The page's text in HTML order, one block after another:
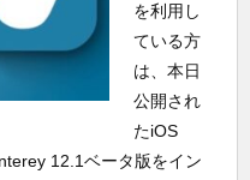
を利用し
ている方
は、本日
公開され
たiOS
12.1ベータ版をイン